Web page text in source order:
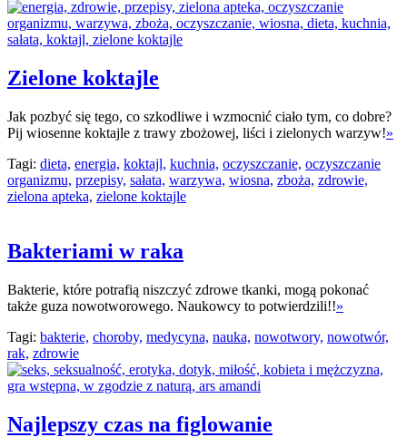
Zielone koktajle
Jak pozbyć się tego, co szkodliwe i wzmocnić ciało tym, co dobre?
Pij wiosenne koktajle z trawy zbożowej, liści i zielonych warzyw!»
Tagi: dieta, energia, koktajl, kuchnia, oczyszczanie, oczyszczanie
organizmu, przepisy, sałata, warzywa, wiosna, zboża, zdrowie,
zielona apteka, zielone koktajle
Bakteriami w raka
Bakterie, które potrafią niszczyć zdrowe tkanki, mogą pokonać
także guza nowotworowego. Naukowcy to potwierdzili!!»
Tagi: bakterie, choroby, medycyna, nauka, nowotwory, nowotwór,
rak, zdrowie
Najlepszy czas na figlowanie